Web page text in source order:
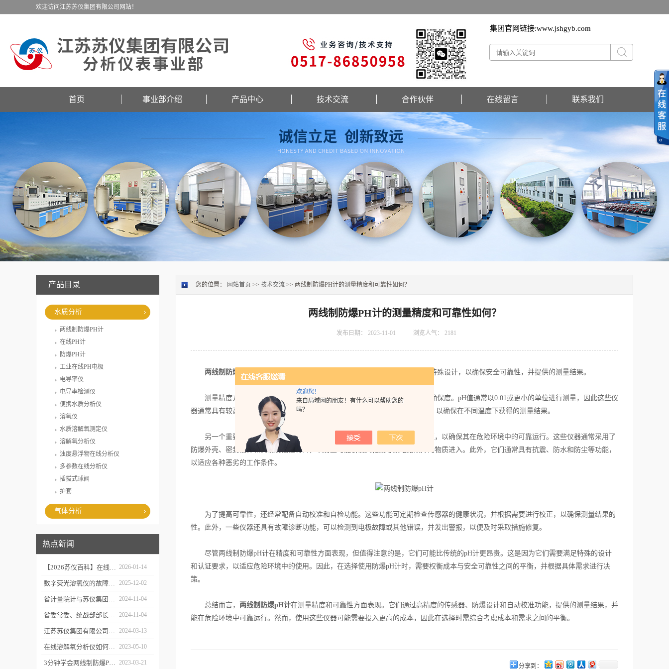
欢迎您！
来自局域网的朋友！有什么可以帮助您的
吗？
欢迎访问江苏苏仪集团有限公司网站！
集团官网链接:www.jshgyb.com
首页 事业部介绍 产品中心 技术交流 合作伙伴 在线留言 联系我们
产品目录
水质分析
两线制防爆PH计
在线PH计
防爆PH计
工业在线PH电极
电导率仪
电导率检测仪
便携水质分析仪
溶氧仪
水质溶解氧测定仪
溶解氧分析仪
浊度悬浮物在线分析仪
多参数在线分析仪
插拔式球阀
护套
气体分析
热点新闻
【2026苏仪百科】在线溶解氧分析仪的工作原及应用领域 2026-01-14
数字荧光溶氧仪的故障诊断与可靠性分析 2025-12-02
省计量院计与苏仪集团开展党建共建活动 2024-11-04
省委常委、统战部部长胡广杰来金调研 2024-11-04
江苏苏仪集团有限公司感恩回顾2023 携手并进2024 2024-03-13
在线溶解氧分析仪如何校准和维护？ 2023-05-10
3分钟学会两线制防爆PH计的操作步骤 2023-03-21
您的位置： 网站首页 >> 技术交流 >> 两线制防爆PH计的测量精度和可靠性如何？
两线制防爆PH计的测量精度和可靠性如何？
发布日期： 2023-11-01 浏览人气： 2181
两线制防爆pH计是一种用于在危险环境中测量酸碱度的仪器。它具有一些特殊设计，以确保安全可靠性，并提供的测量结果。
测量精度方面， 两线制防爆pH计通常采用高精度的传感器和电路设计，以确保度。pH值通常以0.01或更小的单位进行测量，因此这些仪
器通常具有较高的分辨率。此外，一些的防爆pH计还配备了自动温度补偿功能，以确保在不同温度下获得的测量结果。
另一个重要的方面是可靠性。经过严格的测试，符合相关的防爆标准和认证，以确保其在危险环境中的可靠运行。这些仪器通常采用了
防爆外壳、密封设计和高耐腐蚀性材料，以防止可能引发火花或导致电路故障的物质进入。此外，它们通常具有抗震、防水和防尘等功能，
以适应各种恶劣的工作条件。
为了提高可靠性，还经常配备自动校准和自检功能。这些功能可定期检查传感器的健康状况，并根据需要进行校正，以确保测量结果的
性。此外，一些仪器还具有故障诊断功能，可以检测到电极故障或其他错误，并发出警报，以便及时采取措施修复。
尽管两线制防爆pH计在精度和可靠性方面表现，但值得注意的是，它们可能比传统的pH计更昂贵。这是因为它们需要满足特殊的设计
和认证要求，以适应危险环境中的使用。因此，在选择使用防爆pH计时，需要权衡成本与安全可靠性之间的平衡，并根据具体需求进行决
策。
总结而言， 两线制防爆pH计在测量精度和可靠性方面表现。它们通过高精度的传感器、防爆设计和自动校准功能，提供的测量结果，并
能在危险环境中可靠运行。然而，使用这些仪器可能需要投入更高的成本，因此在选择时需综合考虑成本和需求之间的平衡。
分享到：